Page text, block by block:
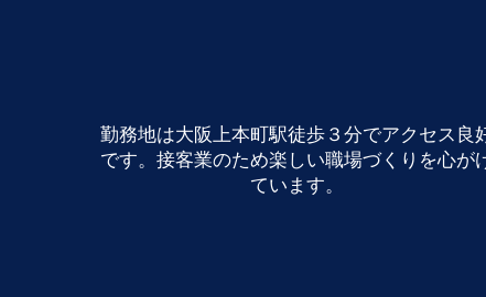
勤務地は大阪上本町駅徒歩３分でアクセス良
です。 接客業のため楽しい職場づくりを心が
ています。